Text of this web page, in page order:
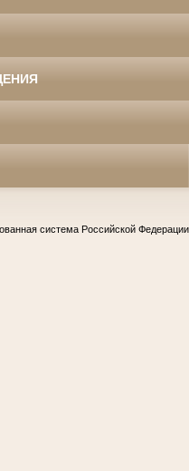
система Российской